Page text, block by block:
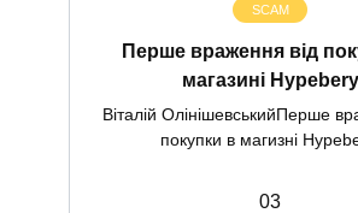
SCAM
Перше враження від
магазині Hypebery
Віталій ОлінішевськийПерше
покупки в магизні
03